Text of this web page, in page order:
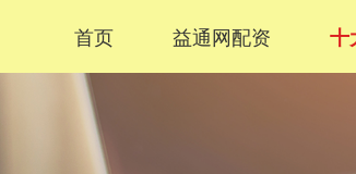
首页 益通网配资 十